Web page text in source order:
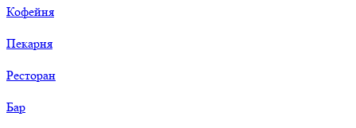
Кофейня
Пекарня
Ресторан
Бар